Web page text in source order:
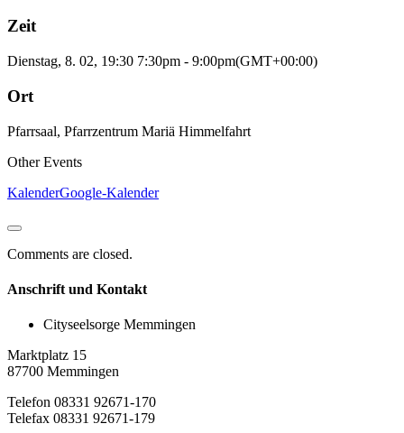
Zeit
Dienstag, 8. 02, 19:30 7:30pm - 9:00pm(GMT+00:00)
Ort
Pfarrsaal, Pfarrzentrum Mariä Himmelfahrt
Other Events
KalenderGoogle-Kalender
Comments are closed.
Anschrift und Kontakt
Cityseelsorge Memmingen
Marktplatz 15
87700 Memmingen
Telefon 08331 92671-170
Telefax 08331 92671-179